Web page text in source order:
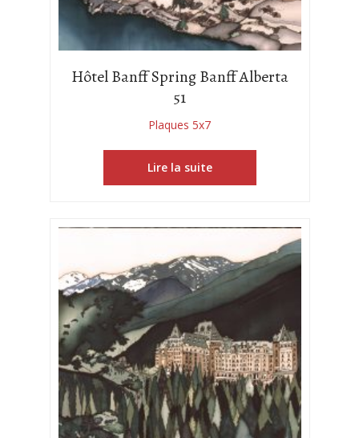
Hôtel Banff Spring Banff Alberta
51
Plaques 5x7
Lire la suite